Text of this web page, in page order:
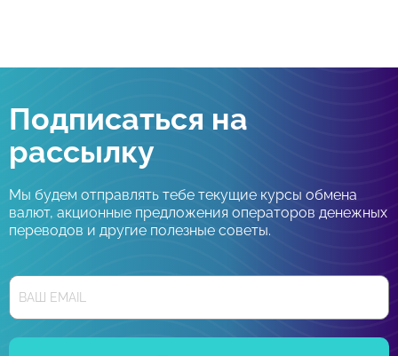
Подписаться на
рассылку
Мы будем отправлять тебе текущие курсы обмена
валют, акционные предложения операторов денежных
переводов и другие полезные советы.